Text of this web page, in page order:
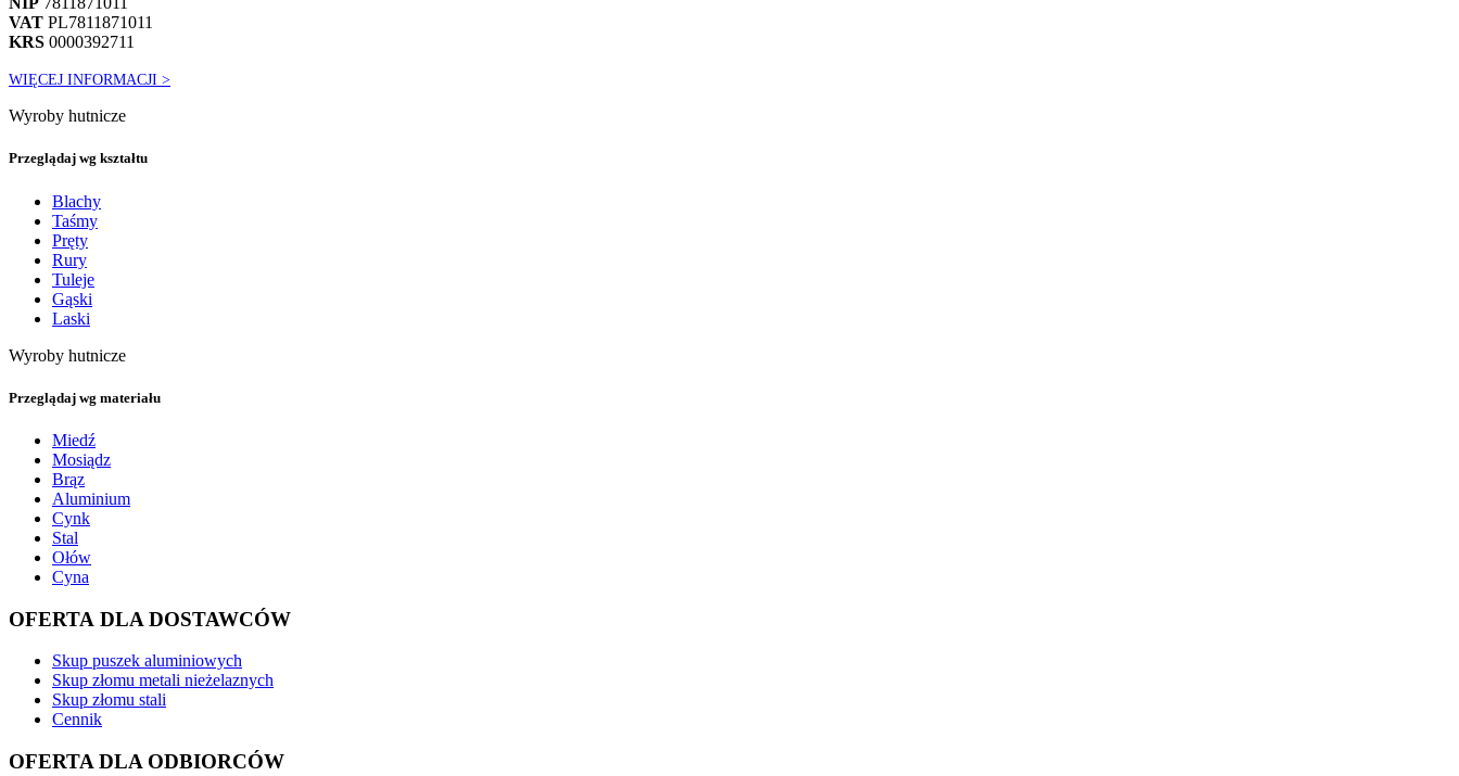
VAT PL7811871011
KRS 0000392711
WIĘCEJ INFORMACJI >
Wyroby hutnicze
Przeglądaj wg kształtu
Blachy
Taśmy
Pręty
Rury
Tuleje
Gąski
Laski
Wyroby hutnicze
Przeglądaj wg materiału
Miedź
Mosiądz
Brąz
Aluminium
Cynk
Stal
Ołów
Cyna
OFERTA DLA DOSTAWCÓW
Skup puszek aluminiowych
Skup złomu metali nieżelaznych
Skup złomu stali
Cennik
OFERTA DLA ODBIORCÓW